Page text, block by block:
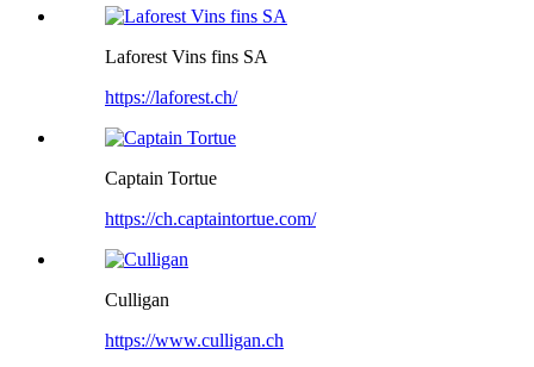
Laforest Vins fins SA
https://laforest.ch/
Captain Tortue
https://ch.captaintortue.com/
Culligan
https://www.culligan.ch